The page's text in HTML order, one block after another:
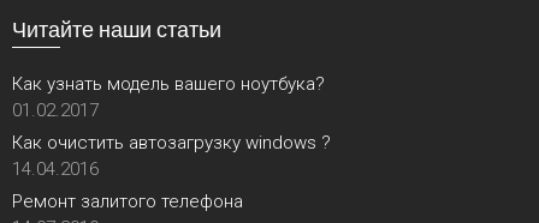
Читайте наши статьи
Как узнать модель вашего ноутбука?
01.02.2017
Как очистить автозагрузку windows ?
14.04.2016
Ремонт залитого телефона